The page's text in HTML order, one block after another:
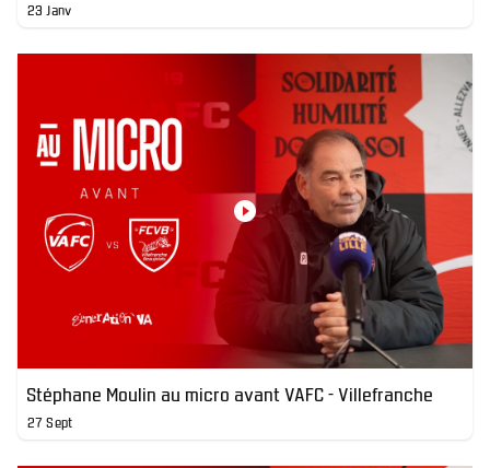
23 Janv
Stéphane Moulin au micro avant VAFC - Villefranche
27 Sept